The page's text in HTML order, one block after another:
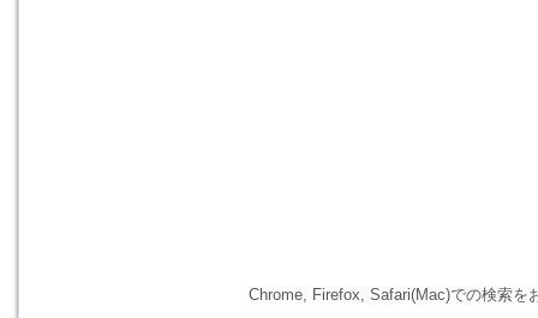
Chrome, Firefox, Safari(Mac)での検索を